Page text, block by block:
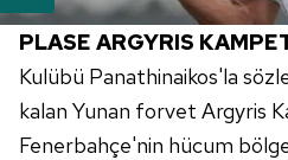
PLASE ARGYRIS
Kulübü Panathinaikos'la
kalan Yunan forvet Argyris
Fenerbahçe'nin hücum